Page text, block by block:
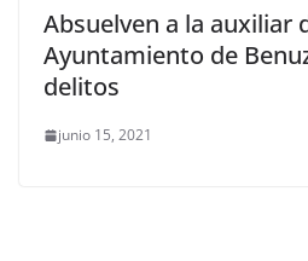
Absuelven a la auxiliar
Ayuntamiento de
delitos
junio 15, 2021